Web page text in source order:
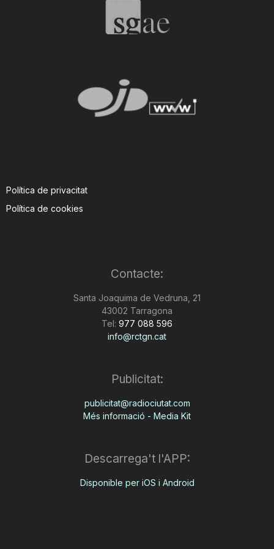
g
Política de privacitat
Política de cookies
Contacte:
Santa Joaquima de Vedruna, 21
43002 Tarragona
Tel: 977 088 596
info@rctgn.cat
Publicitat:
publicitat@radiociutat.com
Més informació - Media Kit
Descarrega't l'APP:
Disponible per iOS i Android